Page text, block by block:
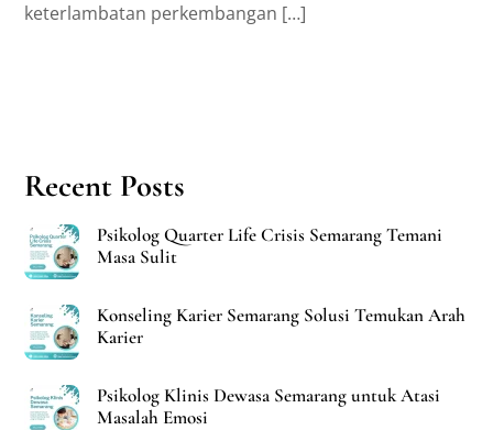
keterlambatan perkembangan […]
Recent Posts
Psikolog Quarter Life Crisis Semarang Temani
Masa Sulit
Konseling Karier Semarang Solusi Temukan Arah
Karier
Psikolog Klinis Dewasa Semarang untuk Atasi
Masalah Emosi